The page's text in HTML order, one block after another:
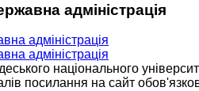
адміністрація
національного
посилання на сайт